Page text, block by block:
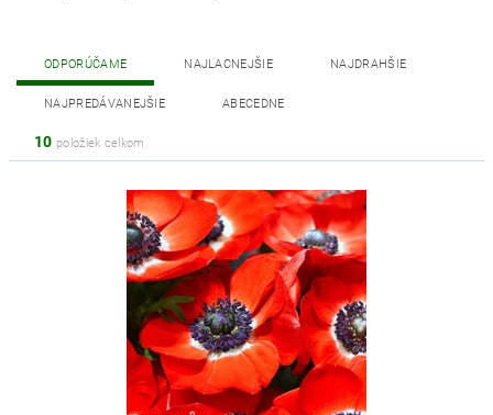
ODPORÚČAME NAJLACNEJŠIE NAJDRAHŠIE
NAJPREDÁVANEJŠIE ABECEDNE
10 položiek celkom